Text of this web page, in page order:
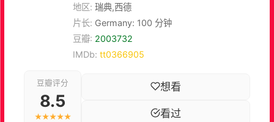
地区: 瑞典,西德
片长: Germany: 100 分钟
豆瓣: 2003732
IMDb: tt0366905
豆瓣评分
8.5
★★★★★
想看
看过